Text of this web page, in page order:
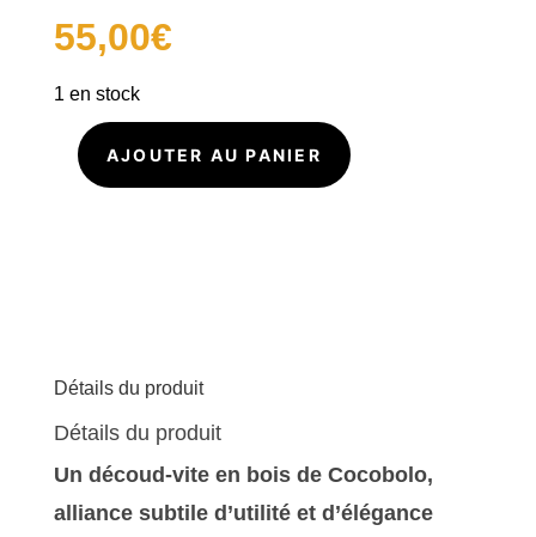
55,00€
1 en stock
quantitéAJOUTER AU PANIER
Détails du produit
Détails du produit
Un découd-vite en bois de Cocobolo,
alliance subtile d’utilité et d’élégance